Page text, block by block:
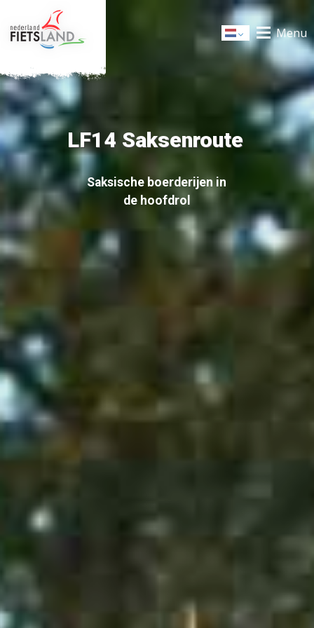
Dutch Menu
LF14 Saksenroute
Saksische boerderijen in
de hoofdrol